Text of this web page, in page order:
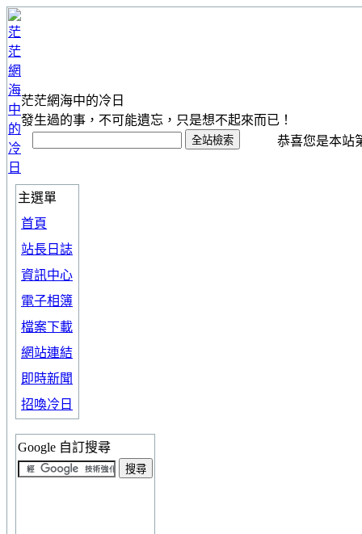
茫茫網海中的冷日
發生過的事，不可能遺忘，只是想不起來而已！
恭喜您是本站
主選單
首頁
站長日誌
資訊中心
電子相簿
檔案下載
網站連結
即時新聞
招喚冷日
Google 自訂搜尋